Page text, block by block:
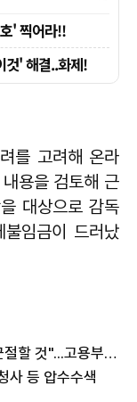
를 고려해 온라
용을 검토해 근
대상으로 감독
임금이 드러났
박찬대 인천시장 "공공 맨홀 질식사고 근절할 것"...고용부와 공동대응 선언
사 등 압수수색